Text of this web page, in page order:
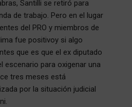
Santilli se retiró para
de trabajo. Pero en el lugar
del PRO y miembros de
fue positivoy si algo
que es que el ex diputado
escenario para oxigenar una
tres meses está
por la situación judicial